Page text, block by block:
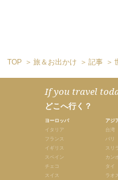
TOP 旅＆お出かけ 記事
If you travel
どこへ行く？
ヨーロッパ
イタリア
フランス
イギリス
スペイン
チェコ
スイス
アジ
台湾
バリ
スリ
カン
タイ
ラオス